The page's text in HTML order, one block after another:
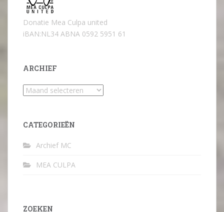
Donatie Mea Culpa united
iBAN:NL34 ABNA 0592 5951 61
ARCHIEF
Archief
CATEGORIEËN
Archief MC
MEA CULPA
ZOEKEN